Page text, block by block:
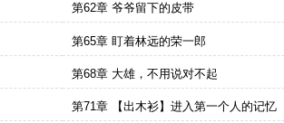
第62章 爷爷留下的皮带
第65章 盯着林远的荣一郎
第68章 大雄，不用说对不起
第71章 【出木衫】进入第一个人的记忆